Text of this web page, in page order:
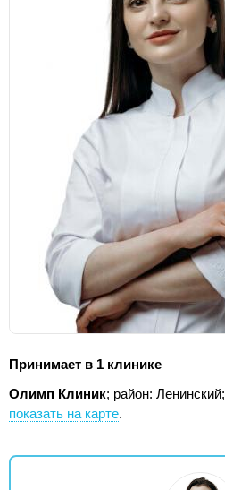
Принимает в 1 клинике
Олимп Клиник; район: Ленинский;
показать на карте.